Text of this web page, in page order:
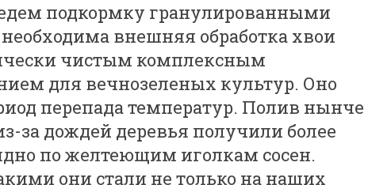
подкормку гранулированными
внешняя обработка хвои
чистым комплексным
для вечнозеленых культур. Оно
перепада температур. Полив нынче
за дождей деревья получили более
по желтеющим иголкам сосен.
они стали не только на наших